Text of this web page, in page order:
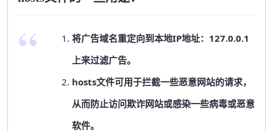
将广告域名重定向到本地IP地址：127.0.0.1
上来过滤广告。
hosts文件可用于拦截一些恶意网站的请求，
从而防止访问欺诈网站或感染一些病毒或恶意
软件。